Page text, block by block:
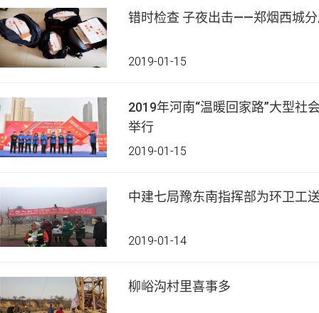
错时检查 子夜出击——郑烟西城
2019-01-15
2019年河南“温暖回家路”大型社
举行
2019-01-15
中建七局豫东南指挥部为环卫工
2019-01-14
柳峪沟村里喜事多